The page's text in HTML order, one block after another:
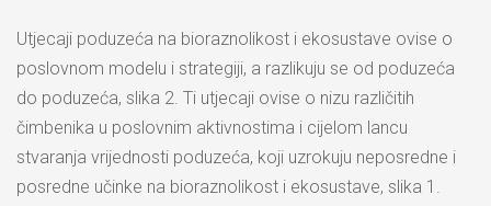
Utjecaji poduzeća na bioraznolikost i ekosustave ovise o
poslovnom modelu i strategiji, a razlikuju se od poduzeća
do poduzeća, slika 2. Ti utjecaji ovise o nizu različitih
čimbenika u poslovnim aktivnostima i cijelom lancu
stvaranja vrijednosti poduzeća, koji uzrokuju neposredne i
posredne učinke na bioraznolikost i ekosustave, slika 1.